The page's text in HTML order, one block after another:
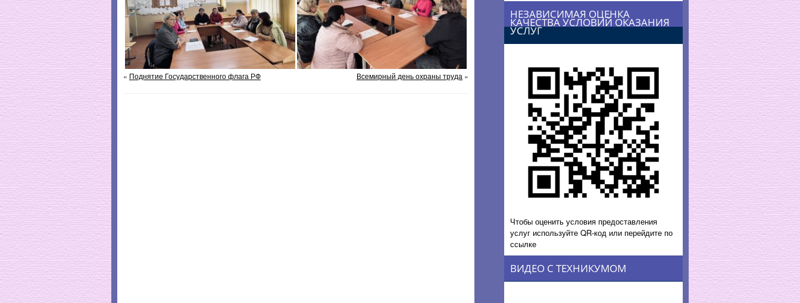
« Поднятие Государственного флага РФ Всемирный день охраны труда »
НЕЗАВИСИМАЯ ОЦЕНКА
КАЧЕСТВА УСЛОВИЙ ОКАЗАНИЯ
УСЛУГ
Чтобы оценить условия предоставления
услуг используйте QR-код или перейдите по
ссылке
ВИДЕО С ТЕХНИКУМОМ